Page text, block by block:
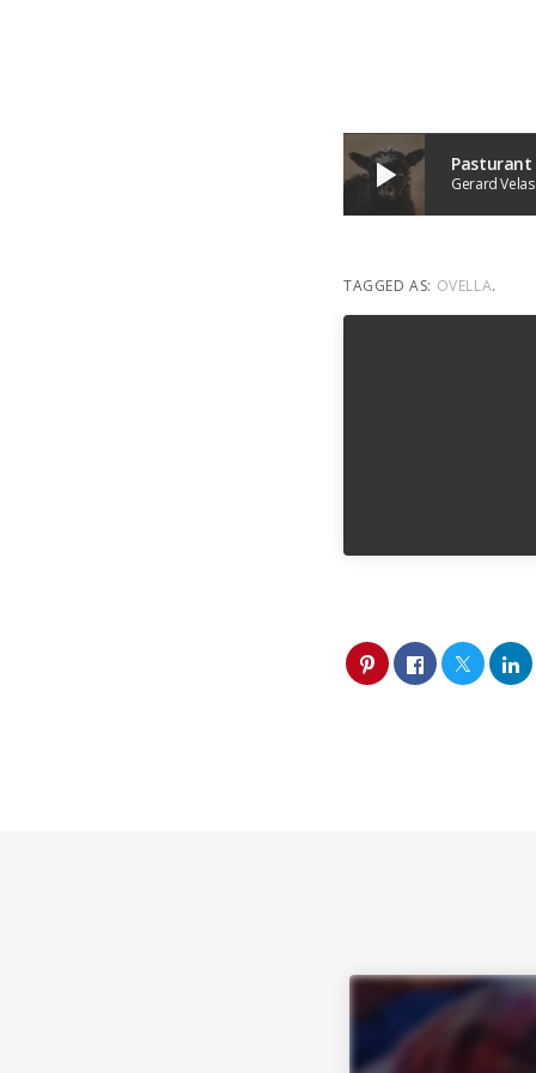
play_arrow Pasturant
Gerard
TAGGED AS: OVELLA.